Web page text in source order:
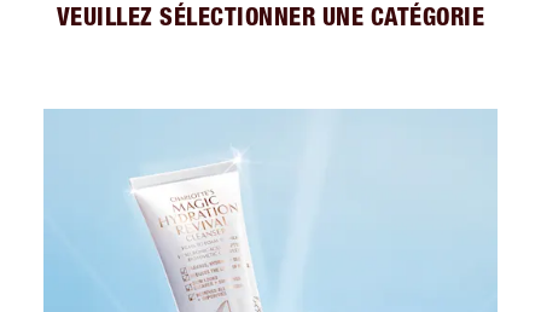
VEUILLEZ SÉLECTIONNER UNE CATÉGORIE